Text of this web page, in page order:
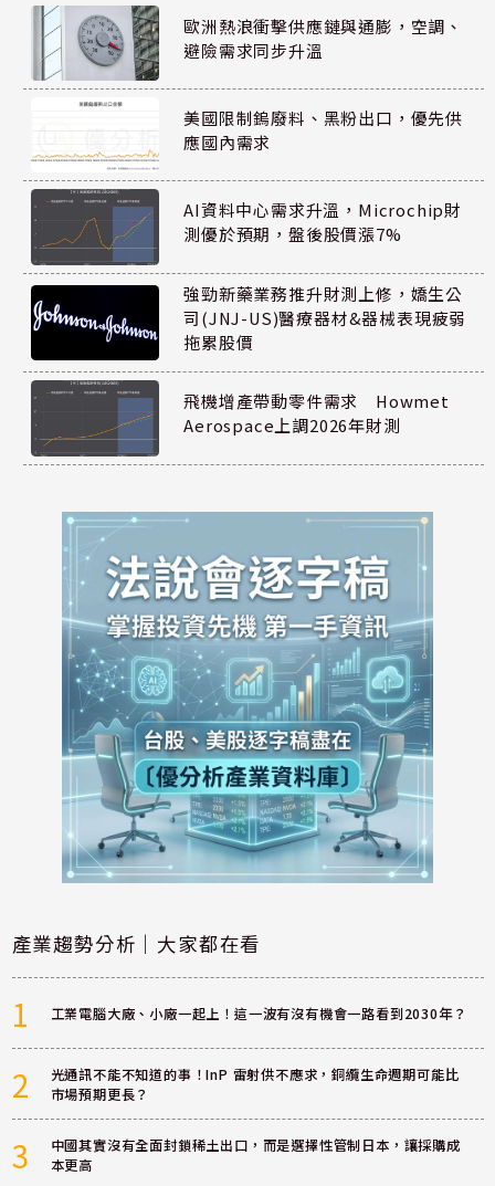
歐洲熱浪衝擊供應鏈與通膨，空調、
避險需求同步升溫
美國限制鎢廢料、黑粉出口，優先供
應國內需求
AI資料中心需求升溫，Microchip財
測優於預期，盤後股價漲7%
強勁新藥業務推升財測上修，嬌生公
司(JNJ-US)醫療器材&器械表現疲弱
拖累股價
飛機增產帶動零件需求 Howmet
Aerospace上調2026年財測
產業趨勢分析｜大家都在看
1 工業電腦大廠、小廠一起上！這一波有沒有機會一路看到2030年？
2
光通訊不能不知道的事！InP 雷射供不應求，銅纜生命週期可能比
市場預期更長？
3
中國其實沒有全面封鎖稀土出口，而是選擇性管制日本，讓採購成
本更高